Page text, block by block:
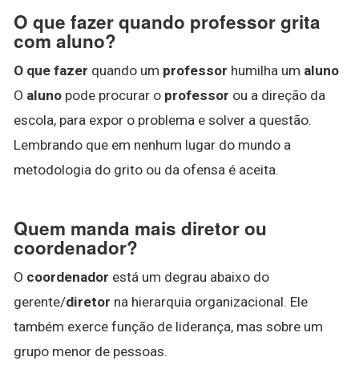
O que fazer quando professor grita
com aluno?
O que fazer quando um professor humilha um aluno
O aluno pode procurar o professor ou a direção da
escola, para expor o problema e solver a questão.
Lembrando que em nenhum lugar do mundo a
metodologia do grito ou da ofensa é aceita.
Quem manda mais diretor ou
coordenador?
O coordenador está um degrau abaixo do
gerente/diretor na hierarquia organizacional. Ele
também exerce função de liderança, mas sobre um
grupo menor de pessoas.